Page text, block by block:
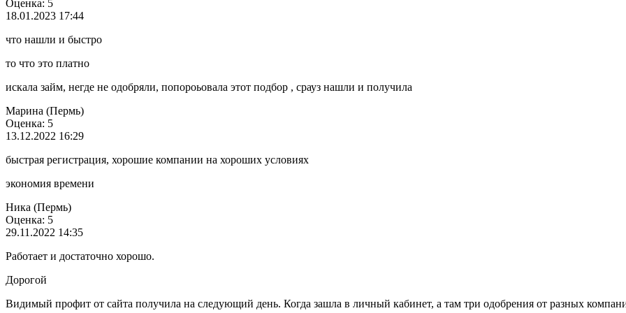
Оценка: 5
18.01.2023 17:44
что нашли и быстро
то что это платно
искала займ, негде не одобряли, попороьовала этот подбор , срауз нашли и получила
Марина (Пермь)
Оценка: 5
13.12.2022 16:29
быстрая регистрация, хорошие компании на хороших условиях
экономия времени
Ника (Пермь)
Оценка: 5
29.11.2022 14:35
Работает и достаточно хорошо.
Дорогой
Видимый профит от сайта получила на следующий день. Когда зашла в личный кабинет, а там три одобрения от разных